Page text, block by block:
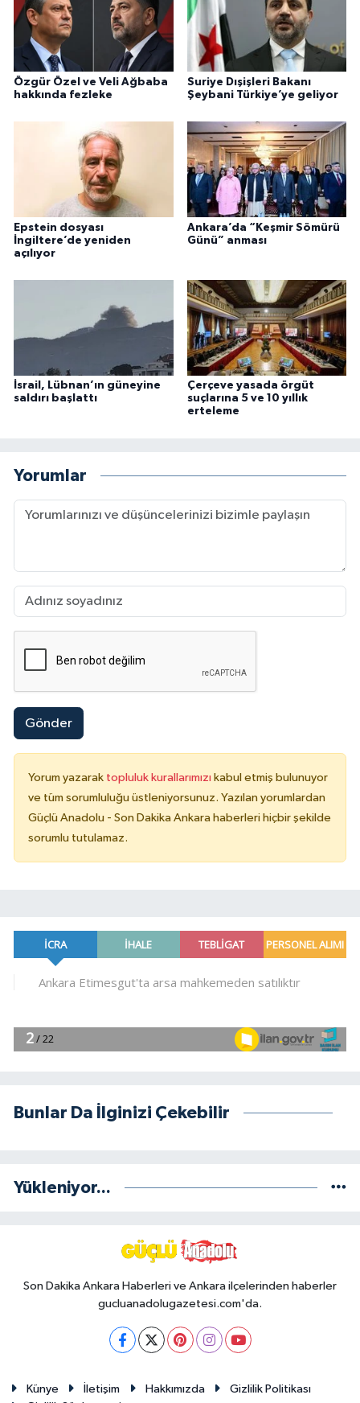
Özgür Özel ve Veli Ağbaba
hakkında fezleke
Suriye Dışişleri Bakanı
Şeybani Türkiye’ye geliyor
Epstein dosyası
İngiltere’de yeniden
açılıyor
Ankara’da “Keşmir Sömürü
Günü” anması
İsrail, Lübnan’ın güneyine
saldırı başlattı
Çerçeve yasada örgüt
suçlarına 5 ve 10 yıllık
erteleme
Yorumlar
Gönder
Yorum yazarak topluluk kurallarımızı kabul etmiş bulunuyor
ve tüm sorumluluğu üstleniyorsunuz. Yazılan yorumlardan
Güçlü Anadolu - Son Dakika Ankara haberleri hiçbir şekilde
sorumlu tutulamaz.
Bunlar Da İlginizi Çekebilir
Yükleniyor...
Son Dakika Ankara Haberleri ve Ankara ilçelerinden haberler
gucluanadolugazetesi.com'da.
Künye İletişim Hakkımızda
Gizlilik Politikası